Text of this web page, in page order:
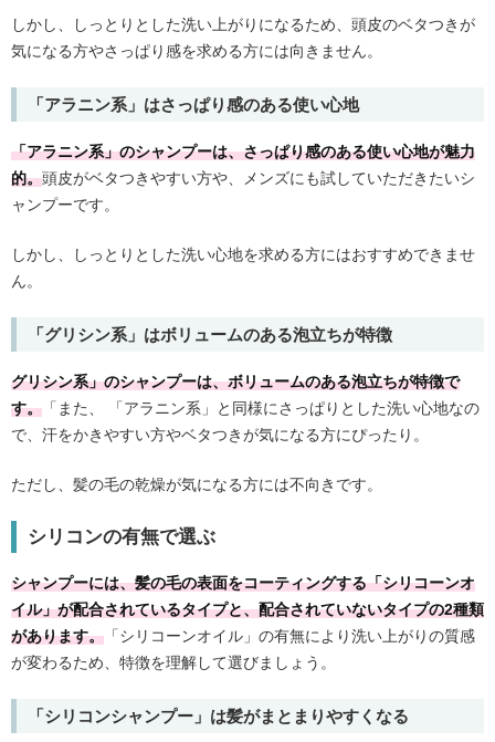
しかし、しっとりとした洗い上がりになるため、頭皮のベタつきが
気になる方やさっぱり感を求める方には向きません。
「アラニン系」はさっぱり感のある使い心地
「アラニン系」のシャンプーは、さっぱり感のある使い心地が魅力
的。頭皮がベタつきやすい方や、メンズにも試していただきたいシ
ャンプーです。
しかし、しっとりとした洗い心地を求める方にはおすすめできませ
ん。
「グリシン系」はボリュームのある泡立ちが特徴
グリシン系」のシャンプーは、ボリュームのある泡立ちが特徴で
す。 「また、 「アラニン系」と同様にさっぱりとした洗い心地なの
で、汗をかきやすい方やベタつきが気になる方にぴったり。
ただし、髪の毛の乾燥が気になる方には不向きです。
シリコンの有無で選ぶ
シャンプーには、髪の毛の表面をコーティングする「シリコーンオ
イル」が配合されているタイプと、配合されていないタイプの2種類
があります。 「シリコーンオイル」の有無により洗い上がりの質感
が変わるため、特徴を理解して選びましょう。
「シリコンシャンプー」は髪がまとまりやすくなる